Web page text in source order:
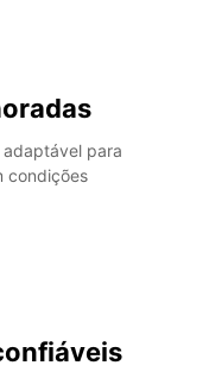
para
condições